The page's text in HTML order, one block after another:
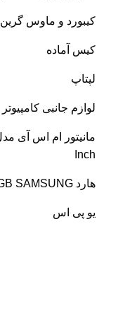
کیبورد و ماوس گرین GKM 305
کیس آماده
لپتاپ
لوازم جانبی کامپیوتر
Inch
هارد SSD M.2 500GB SAMSUNG
یو پی اس